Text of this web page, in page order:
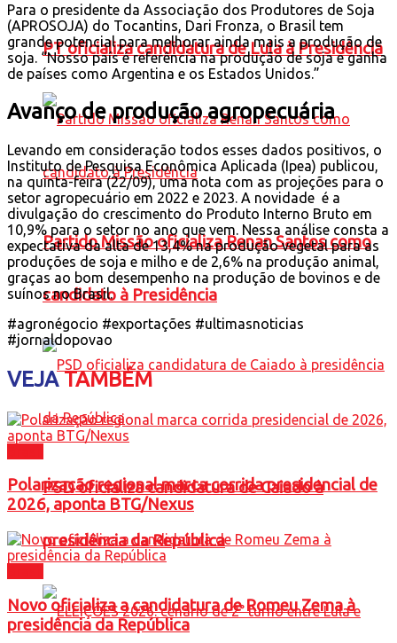
PT oficializa candidatura de Lula à Presidência
Partido Missão oficializa Renan Santos como
candidato à Presidência
PSD oficializa candidatura de Caiado à
presidência da República
Para o presidente da Associação dos Produtores de Soja
(APROSOJA) do Tocantins, Dari Fronza, o Brasil tem
grande potencial para melhorar ainda mais a produção de
soja. “Nosso país é referência na produção de soja e ganha
de países como Argentina e os Estados Unidos.”
Avanço de produção agropecuária
Levando em consideração todos esses dados positivos, o
Instituto de Pesquisa Econômica Aplicada (Ipea) publicou,
na quinta-feira (22/09), uma nota com as projeções para o
setor agropecuário em 2022 e 2023. A novidade é a
divulgação do crescimento do Produto Interno Bruto em
10,9% para o setor no ano que vem. Nessa análise consta a
expectativa da alta de 13,4% na produção vegetal para as
produções de soja e milho e de 2,6% na produção animal,
graças ao bom desempenho na produção de bovinos e de
suínos no Brasil.
#agronégocio #exportações #ultimasnoticias
#jornaldopovao
VEJATAMBÉM
Polarização regional marca corrida presidencial de
2026, aponta BTG/Nexus
Novo oficializa a candidatura de Romeu Zema à
presidência da República